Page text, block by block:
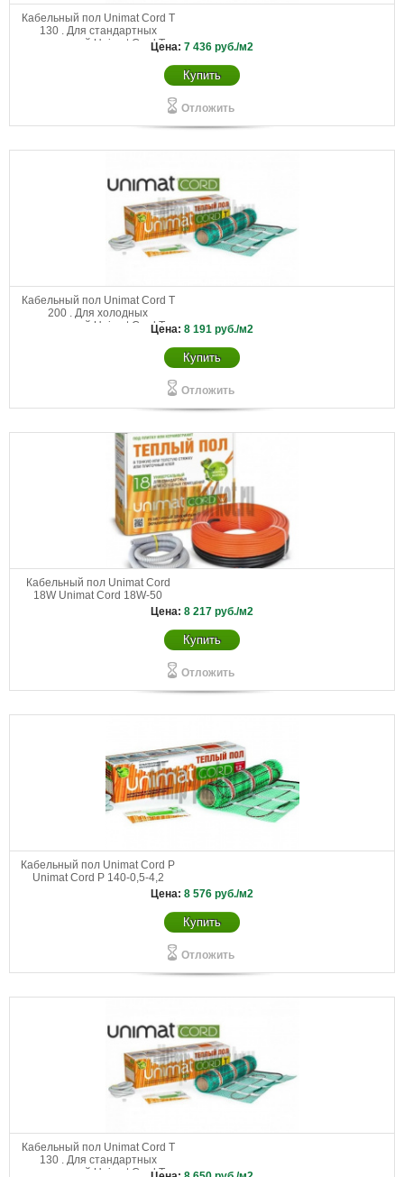
Кабельный пол Unimat Cord T
130 . Для стандартных
помещений Unimat Cord ТЦена: 7 436 руб./м2
Купить
Отложить
Кабельный пол Unimat Cord T
200 . Для холодных
помещений Unimat Cord ТЦена: 8 191 руб./м2
Купить
Отложить
Кабельный пол Unimat Cord
18W Unimat Cord 18W-50
Цена: 8 217 руб./м2
Купить
Отложить
Кабельный пол Unimat Cord P
Unimat Cord P 140-0,5-4,2
Цена: 8 576 руб./м2
Купить
Отложить
Кабельный пол Unimat Cord T
130 . Для стандартных
помещений Unimat Cord Т